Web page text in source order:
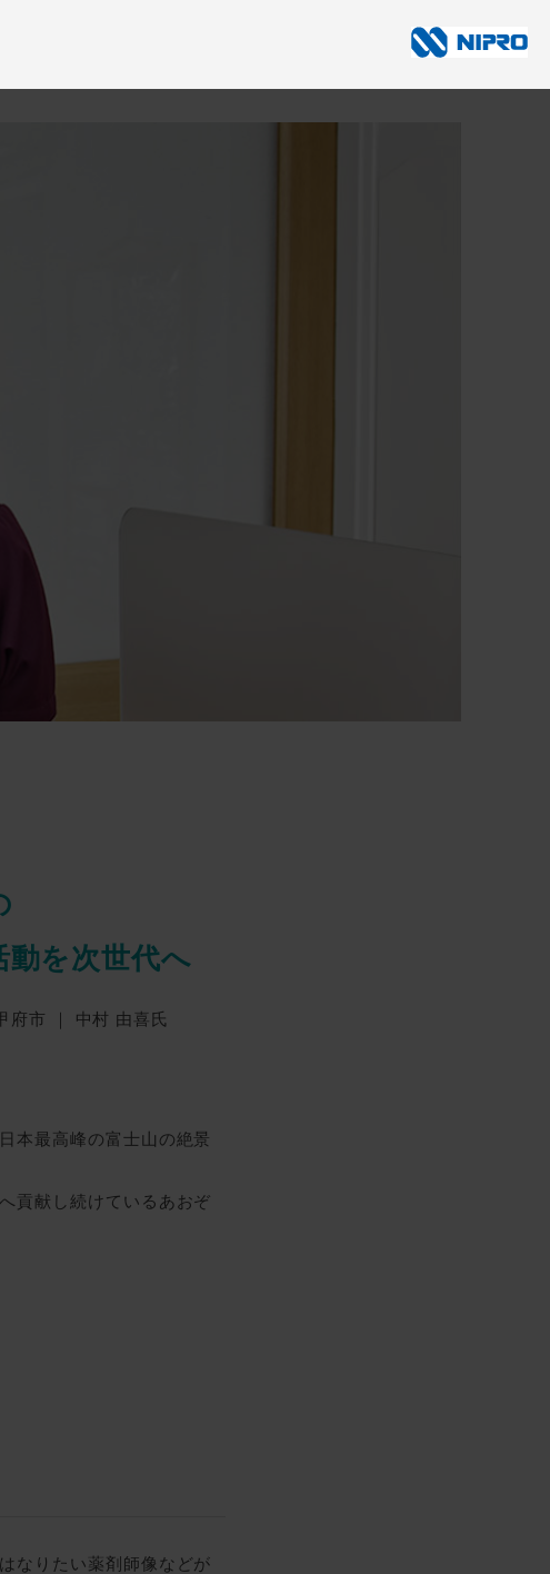
動を次世代へ
府市 ｜ 中村 由喜氏
本最高峰の富士山の絶景
貢献し続けているあおぞ
なりたい薬剤師像などが